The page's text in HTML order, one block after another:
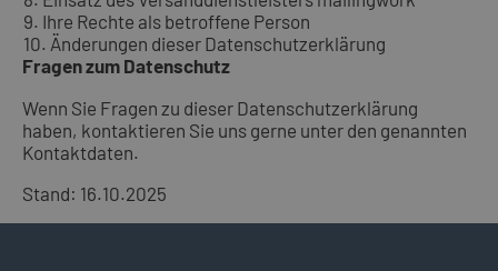
9. Ihre Rechte als betroffene Person
10. Änderungen dieser Datenschutzerklärung
Fragen zum Datenschutz
Wenn Sie Fragen zu dieser Datenschutzerklärung
haben, kontaktieren Sie uns gerne unter den genannten
Kontaktdaten.
Stand: 16.10.2025